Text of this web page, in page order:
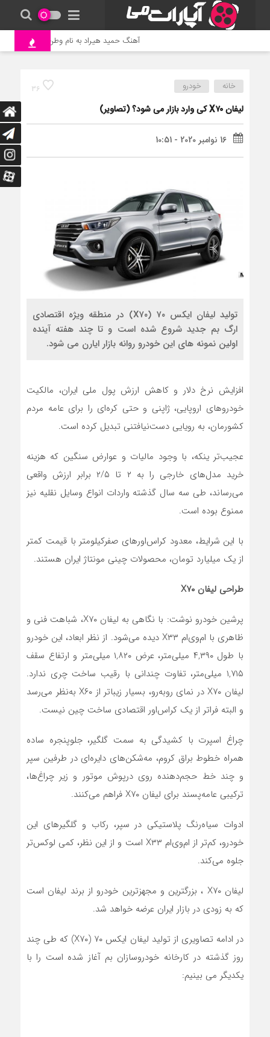
آهنگ حمید هیراد به نام وطن
36 خانه خودرو
لیفان X۷۰ کی وارد بازار می شود؟ (تصاویر)
16 نوامبر 2020 - 10:51
تولید لیفان ایکس ۷۰ (X۷۰) در منطقه ویژه اقتصادی
ارگ بم جدید شروع شده است و تا چند هفته آینده
اولین نمونه های این خودرو روانه بازار ایارن می شود.
افزایش نرخ دلار و کاهش ارزش پول ملی ایران، مالکیت
خودروهای اروپایی، ژاپنی و حتی کره‌ای را برای عامه مردم
کشورمان، به رویایی دست‌نیافتنی تبدیل کرده است.
عجیب‌تر ینکه، با وجود مالیات و عوارض سنگین که هزینه
خرید مدل‌های خارجی را به ۲ تا ۲/۵ برابر ارزش واقعی
می‌رساند، طی سه سال گذشته واردات انواع وسایل نقلیه نیز
ممنوع بوده است.
با این شرایط، معدود کراس‌اورهای صفرکیلومتر با قیمت کمتر
از یک میلیارد تومان، محصولات چینی مونتاژ ایران هستند.
طراحی لیفان X۷۰
پرشین خودرو نوشت: با نگاهی به لیفان X۷۰، شباهت فنی و
ظاهری با ام‌وی‌ام X۳۳ دیده می‌شود. از نظر ابعاد، این خودرو
با طول ۴,۳۹۰ میلی‌متر، عرض ۱,۸۲۰ میلی‌متر و ارتفاع سقف
۱,۷۱۵ میلی‌متر، تفاوت چندانی با رقیب ساخت چری ندارد.
لیفان X۷۰ در نمای رو‌به‌رو، بسیار زیباتر از X۶۰ به‌نظر می‌رسد
و البته فراتر از یک کراس‌اور اقتصادی ساخت چین نیست.
چراغ اسپرت با کشیدگی به سمت گلگیر، جلوپنجره ساده
همراه خطوط براق کروم، مه‌شکن‌های دایره‌ای در طرفین سپر
و چند خط حجم‌دهنده روی درپوش موتور و زیر چراغ‌ها،
ترکیبی عامه‌پسند برای لیفان X۷۰ فراهم می‌کنند.
ادوات سیاه‌رنگ پلاستیکی در سپر، رکاب و گلگیرهای این
خودرو، کم‌تر از ام‌وی‌ام X۳۳ است و از این نظر، کمی لوکس‌تر
جلوه می‌کند.
لیفان X۷۰ ، بزرگترین و مجهزترین خودرو از برند لیفان است
که به زودی در بازار ایران عرضه خواهد شد.
در ادامه تصاویری از تولید لیفان ایکس ۷۰ (X۷۰) که طی چند
روز گذشته در کارخانه خودروسازان بم آغاز شده است را با
یکدیگر می بینیم: